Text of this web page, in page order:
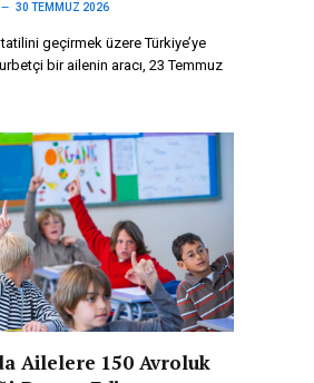
30 TEMMUZ 2026
geçirmek üzere Türkiye’ye
bir ailenin aracı, 23 Temmuz
Ailelere 150 Avroluk